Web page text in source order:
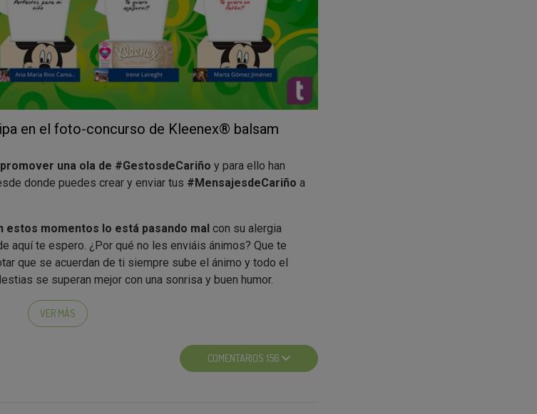
en el foto-concurso de Kleenex® balsam
una ola de #GestosdeCariño y para ello han
donde puedes crear y enviar tus #MensajesdeCariño a
estos momentos lo está pasando mal con su alergia
aquí te espero. ¿Por qué no les enviáis ánimos? Que te
que se acuerdan de ti siempre sube el ánimo y todo el
se superan mejor con una sonrisa y buen humor.
fase 2 de Kleenex® balsam
compartido con ese amigo en quién estás pensando.
VER MÁS
COMENTARIOS 156